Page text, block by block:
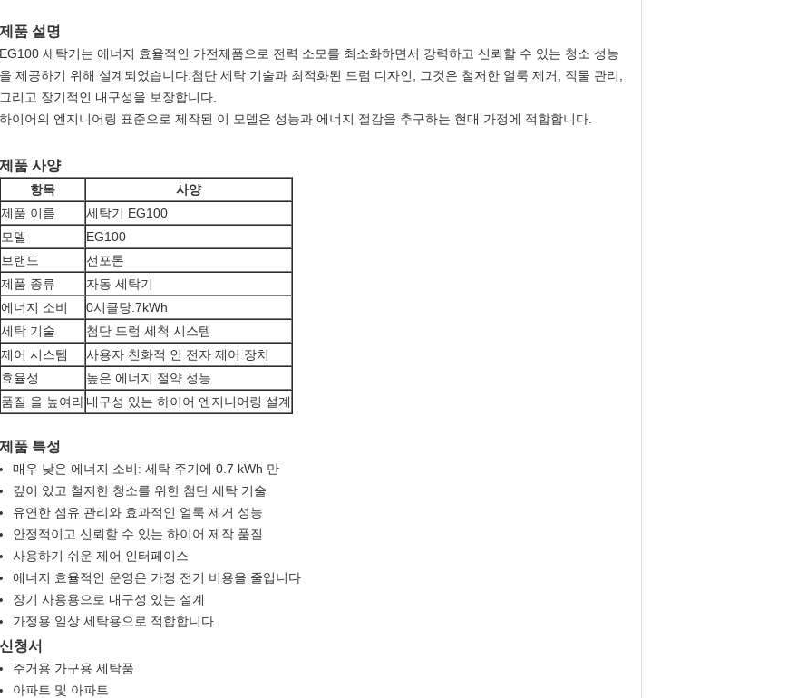
제품 설명
EG100 세탁기는 에너지 효율적인 가전제품으로 전력 소모를 최소화하면서 강력하고 신뢰할 수 있는 청소 성능
을 제공하기 위해 설계되었습니다.첨단 세탁 기술과 최적화된 드럼 디자인, 그것은 철저한 얼룩 제거, 직물 관리,
그리고 장기적인 내구성을 보장합니다.
하이어의 엔지니어링 표준으로 제작된 이 모델은 성능과 에너지 절감을 추구하는 현대 가정에 적합합니다.
제품 사양
항목
사양
제품 이름
세탁기 EG100
모델
EG100
브랜드
선포톤
제품 종류
자동 세탁기
에너지 소비
0시클당.7kWh
세탁 기술
첨단 드럼 세척 시스템
제어 시스템
사용자 친화적 인 전자 제어 장치
효율성
높은 에너지 절약 성능
품질 을 높여라내구성 있는 하이어 엔지니어링 설계
제품 특성
매우 낮은 에너지 소비: 세탁 주기에 0.7 kWh 만
깊이 있고 철저한 청소를 위한 첨단 세탁 기술
유연한 섬유 관리와 효과적인 얼룩 제거 성능
안정적이고 신뢰할 수 있는 하이어 제작 품질
사용하기 쉬운 제어 인터페이스
에너지 효율적인 운영은 가정 전기 비용을 줄입니다
장기 사용용으로 내구성 있는 설계
가정용 일상 세탁용으로 적합합니다.
신청서
주거용 가구용 세탁품
아파트 및 아파트